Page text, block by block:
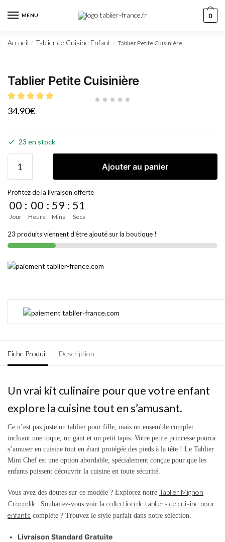
MENU 0
Accueil / Tablier de Cuisine Enfant / Tablier Petite Cuisinière
Tablier Petite Cuisinière
34.90€
23 en stock
Ajouter au panier
Profitez de la livraison offerte
00
Jour
: 00
Heure
: 59
Mins
: 51
Secs
23 produits viennent d'être ajouté sur la boutique !
Fiche Produit Description
Un vrai kit culinaire pour que votre enfant
explore la cuisine tout en s’amusant.
Ce n’est pas juste un tablier pour fille, mais un ensemble complet
incluant une toque, un gant et un petit tapis. Votre petite princesse pourra
s’amuser en cuisine tout en étant protégée des pieds à la tête ! Le Tablier
Mini Chef est une option abordable, spécialement conçue pour que les
enfants puissent découvrir la cuisine en toute sécurité.
Vous avez des doutes sur ce modèle ? Explorez notre Tablier Mignon
Crocodile. Souhaitez-vous voir la collection de tabliers de cuisine pour
enfants complète ? Trouvez le style parfait dans notre sélection.
Livraison Standard Gratuite